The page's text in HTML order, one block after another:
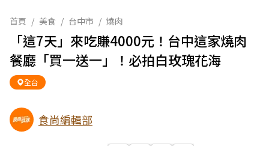
首頁 / 美食 / 台中市 / 燒肉
「這7天」來吃賺4000元！台中這家燒肉
餐廳「買一送一」！必拍白玫瑰花海
全台
食尚編輯部